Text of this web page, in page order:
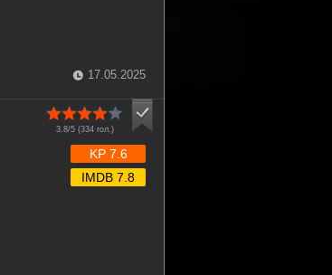
17.05.2025
3.8/5 (334гол.)
KP 7.6
IMDB 7.8